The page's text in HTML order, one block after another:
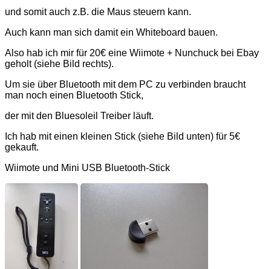
und somit auch z.B. die Maus steuern kann.
Auch kann man sich damit ein Whiteboard bauen.
Also hab ich mir für 20€ eine Wiimote + Nunchuck bei Ebay
geholt (siehe Bild rechts).
Um sie über Bluetooth mit dem PC zu verbinden braucht
man noch einen Bluetooth Stick,
der mit den Bluesoleil Treiber läuft.
Ich hab mit einen kleinen Stick (siehe Bild unten) für 5€
gekauft.
Wiimote und Mini USB Bluetooth-Stick